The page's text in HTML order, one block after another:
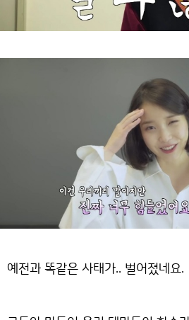
예전과 똑같은 사태가.. 벌어졌네요.